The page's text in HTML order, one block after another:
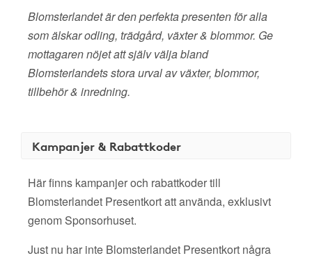
Blomsterlandet är den perfekta presenten för alla
som älskar odling, trädgård, växter & blommor. Ge
mottagaren nöjet att själv välja bland
Blomsterlandets stora urval av växter, blommor,
tillbehör & inredning.
Kampanjer & Rabattkoder
Här finns kampanjer och rabattkoder till
Blomsterlandet Presentkort att använda, exklusivt
genom Sponsorhuset.
Just nu har inte Blomsterlandet Presentkort några